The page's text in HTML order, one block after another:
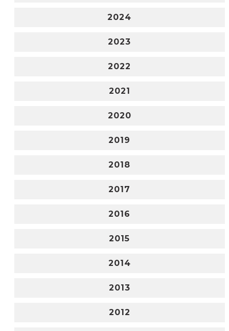
2024
2023
2022
2021
2020
2019
2018
2017
2016
2015
2014
2013
2012